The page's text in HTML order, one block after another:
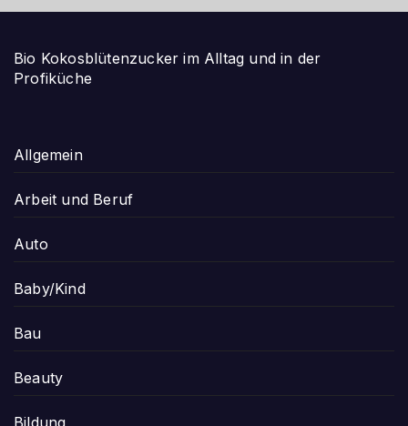
Bio Kokosblütenzucker im Alltag und in der
Profiküche
Allgemein
Arbeit und Beruf
Auto
Baby/Kind
Bau
Beauty